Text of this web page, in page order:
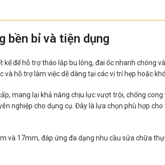
bền bỉ và tiện dụng
kế để hỗ trợ tháo lắp bu lông, đai ốc nhanh chóng
hỗ trợ làm việc dễ dàng tại các vị trí hẹp hoặc
mang lại khả năng chịu lực vượt trội, chống
nghiệp cho dụng cụ. Đây là lựa chọn phù hợp
17mm, đáp ứng đa dạng nhu cầu sửa chữa